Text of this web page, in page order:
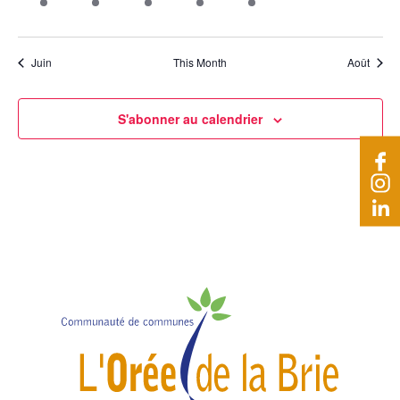
évènement,évènement,évènement,évènement,évènement,
Juin This Month Août
S'abonner au calendrier